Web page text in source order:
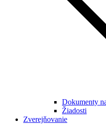
Dokumenty
Žiadosti
Zverejňovanie